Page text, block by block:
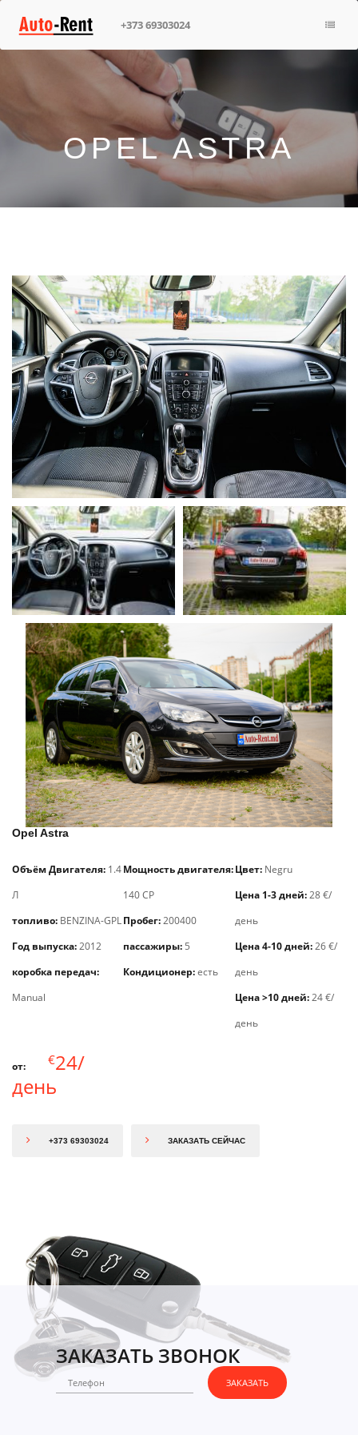
+373 69303024
+373 69303024OPEL ASTRA
Opel Astra
Объём Двигателя: 1.4
Л
топливо: BENZINA-GPL
Год выпуска:2012
коробка передач:
Manual
Мощность двигателя:
140 CP
Пробег:200400
пассажиры: 5
Кондиционер:есть
Цвет:Negru
Цена 1-3 дней:28 €/
день
Цена 4-10 дней:26 €/
день
Цена >10 дней:24 €/
день
от: €24/
день
+373 69303024 ЗАКАЗАТЬ СЕЙЧАС
ЗАКАЗАТЬ ЗВОНОК
ЗАКАЗАТЬ